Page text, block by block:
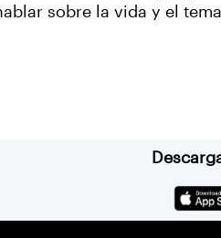
sobre la vida y el